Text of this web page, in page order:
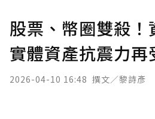
股票、幣圈雙殺！
實體資產抗震力再
2026-04-10 16:48 撰文／黎詩彥